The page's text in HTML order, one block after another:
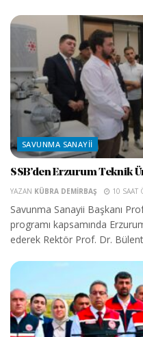
SAVUNMA SANAYII
SSB’den Erzurum Teknik
YAZAN KÜBRA DEMIRBAŞ 10 SAAT
Savunma Sanayii Başkanı
programı kapsamında
ederek Rektör Prof. Dr.